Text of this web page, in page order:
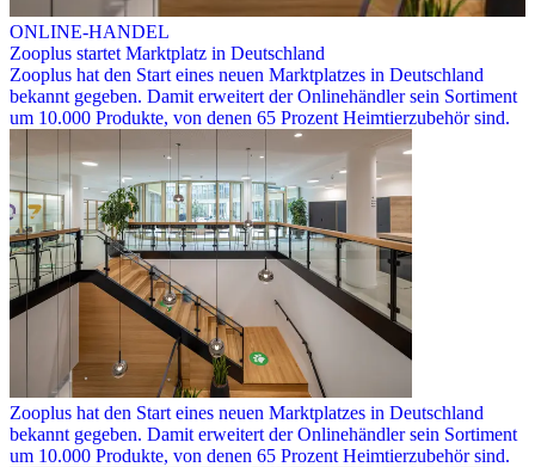
ONLINE-HANDEL
Zooplus startet Marktplatz in Deutschland
Zooplus hat den Start eines neuen Marktplatzes in Deutschland
bekannt gegeben. Damit erweitert der Onlinehändler sein Sortiment
um 10.000 Produkte, von denen 65 Prozent Heimtierzubehör sind.
Zooplus hat den Start eines neuen Marktplatzes in Deutschland
bekannt gegeben. Damit erweitert der Onlinehändler sein Sortiment
um 10.000 Produkte, von denen 65 Prozent Heimtierzubehör sind.